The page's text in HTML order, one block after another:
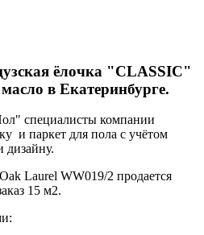
ёлочка "CLASSIC"
в Екатеринбурге.
специалисты компании
и паркет для пола с учётом
Laurel WW019/2 продается
15 м2.